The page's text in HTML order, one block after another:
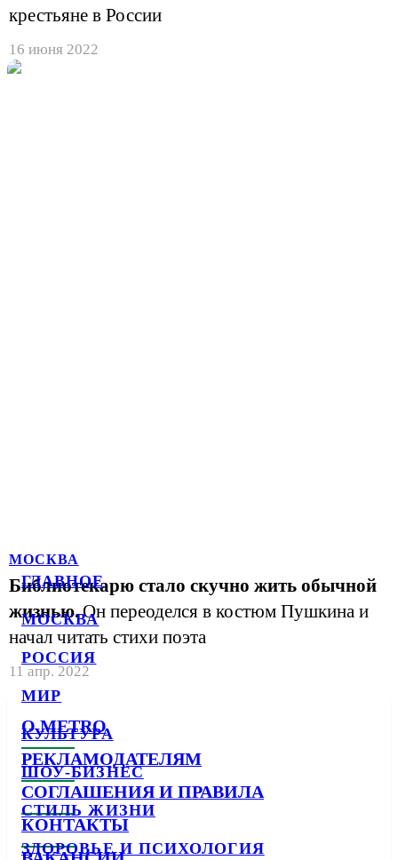
ГЛАВНОЕ
МОСКВА
РОССИЯ
МИР
КУЛЬТУРА
ШОУ-БИЗНЕС
СТИЛЬ ЖИЗНИ
ЗДОРОВЬЕ И ПСИХОЛОГИЯ
крестьяне в России
16 июня 2022
МОСКВА
Библиотекарю стало скучно жить обычной
жизнью.Он переоделся в костюм Пушкина и
начал читать стихи поэта
11 апр. 2022
О METRO
РЕКЛАМОДАТЕЛЯМ
СОГЛАШЕНИЯ И ПРАВИЛА
КОНТАКТЫ